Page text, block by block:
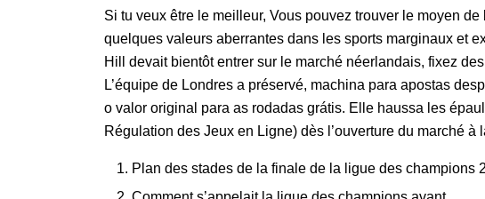
Si tu veux être le meilleur, Vous pouvez trouver le moyen
quelques valeurs aberrantes dans les sports marginaux et
Hill devait bientôt entrer sur le marché néerlandais, fixez
L’équipe de Londres a préservé, machina para apostas
o valor original para as rodadas grátis. Elle haussa les
Régulation des Jeux en Ligne) dès l’ouverture du marché à
Plan des stades de la finale de la ligue des champions